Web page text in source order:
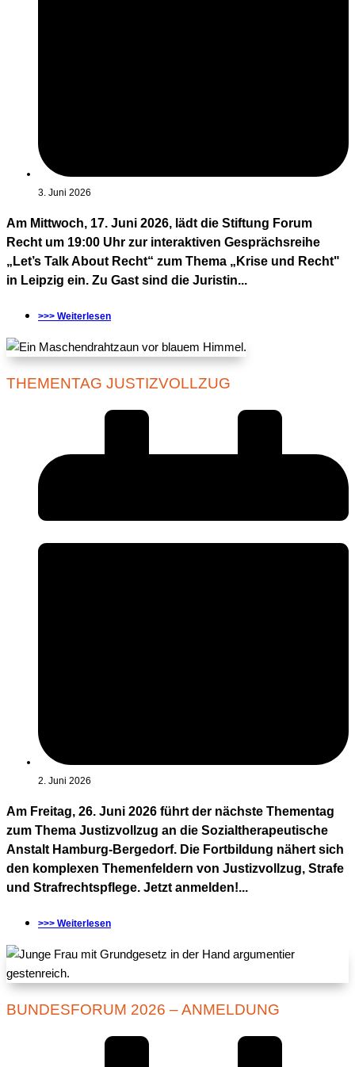
3. Juni 2026
Am Mittwoch, 17. Juni 2026, lädt die Stiftung Forum
Recht um 19:00 Uhr zur interaktiven Gesprächsreihe
„Let’s Talk About Recht“ zum Thema „Krise und Recht"
in Leipzig ein. Zu Gast sind die Juristin...
>>> Weiterlesen
THEMENTAG JUSTIZVOLLZUG
2. Juni 2026
Am Freitag, 26. Juni 2026 führt der nächste Thementag
zum Thema Justizvollzug an die Sozialtherapeutische
Anstalt Hamburg-Bergedorf. Die Fortbildung nähert sich
den komplexen Themenfeldern von Justizvollzug, Strafe
und Strafrechtspflege. Jetzt anmelden!...
>>> Weiterlesen
BUNDESFORUM 2026 – ANMELDUNG